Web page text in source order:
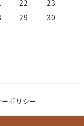
22
23
29
30
ポリシー